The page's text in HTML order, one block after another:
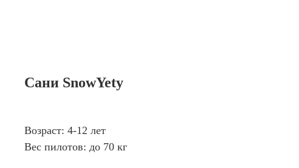
Сани SnowYety
Возраст: 4-12 лет
Вес пилотов: до 70 кг